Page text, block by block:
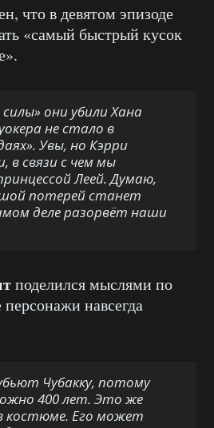
что в девятом эпизоде
«самый быстрый кусок
они убили Хана
не стало в
Увы, но Кэрри
в связи с чем мы
Леей. Думаю,
потерей станет
деле разорвёт наши
поделился мыслями по
навсегда
Чубакку, потому
400 лет. Это же
костюме. Его может